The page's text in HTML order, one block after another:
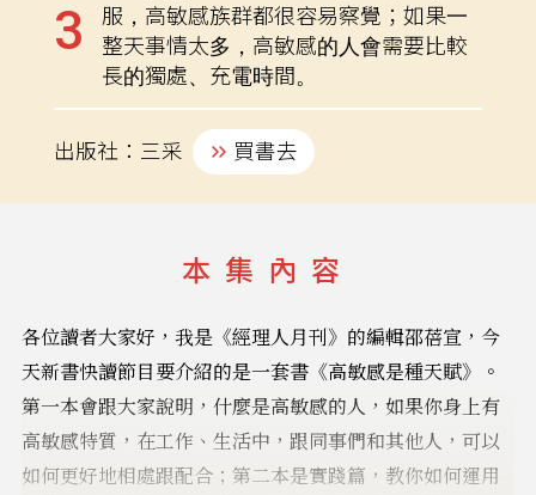
服，高敏感族群都很容易察覺；如果一
整天事情太多，高敏感的人會需要比較
長的獨處、充電時間。
出版社：三采 買書去
本集內容
各位讀者大家好，我是《經理人月刊》的編輯邵蓓宣，今
天新書快讀節目要介紹的是一套書《高敏感是種天賦》。
第一本會跟大家說明，什麼是高敏感的人，如果你身上有
高敏感特質，在工作、生活中，跟同事們和其他人，可以
如何更好地相處跟配合；第二本是實踐篇，教你如何運用